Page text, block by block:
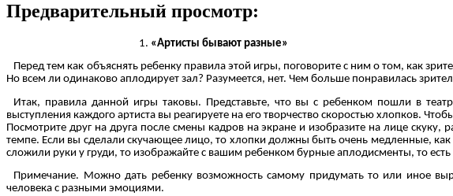
Предварительный просмотр:
«Артисты бывают разные»
Перед тем как объяснять ребенку правила этой игры, поговорите с ним о том, как
Но всем ли одинаково аплодирует зал? Разумеется, нет. Чем больше понравилась
Итак, правила данной игры таковы. Представьте, что вы с ребенком пошли в
выступления каждого артиста вы реагируете на его творчество скоростью хлопков.
Посмотрите друг на друга после смены кадров на экране и изобразите на лице
темпе. Если вы сделали скучающее лицо, то хлопки должны быть очень медленные,
сложили руки у груди, то изображайте с вашим ребенком бурные аплодисменты, то
Примечание. Можно дать ребенку возможность самому придумать то или иное
человека с разными эмоциями.